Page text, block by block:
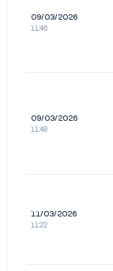
09/03/2026
11:46
09/03/2026
11:48
11/03/2026
11:22